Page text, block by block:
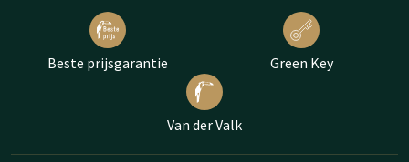
Beste prijsgarantie Green Key
Van der Valk